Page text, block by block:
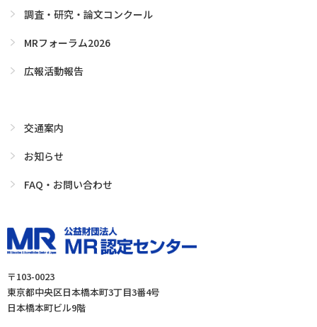
〒103-0023
東京都中央区日本橋本町3丁目3番4号
日本橋本町ビル9階
調査・研究・論文コンクール
MRフォーラム2026
広報活動報告
交通案内
お知らせ
FAQ・お問い合わせ